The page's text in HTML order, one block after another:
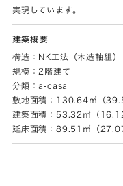
実現しています。
建築概要
構造：NK工法（木造軸組）
規模：2階建て
分類：a-casa
敷地面積：130.64㎡（
建築面積：53.32㎡（
延床面積：89.51㎡（